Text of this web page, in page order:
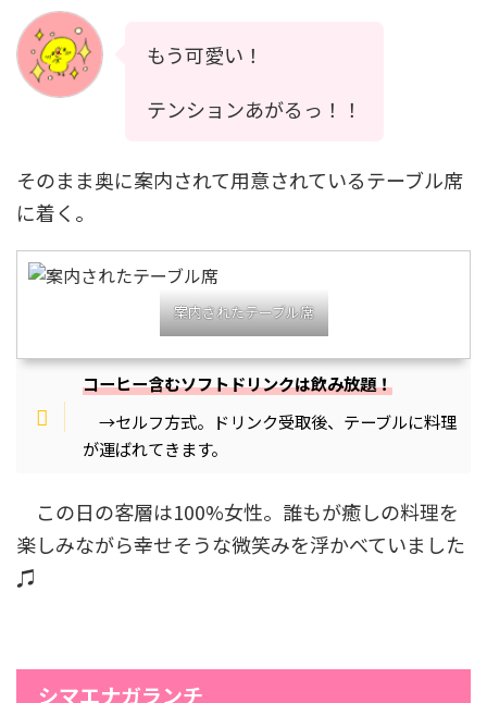
もう可愛い！
テンションあがるっ！！
そのまま奥に案内されて用意されているテーブル席
に着く。
案内されたテーブル席
コーヒー含むソフトドリンクは飲み放題！
→セルフ方式。ドリンク受取後、テーブルに料理
が運ばれてきます。
この日の客層は100%女性。誰もが癒しの料理を
楽しみながら幸せそうな微笑みを浮かべていました
♫
シマエナガランチ